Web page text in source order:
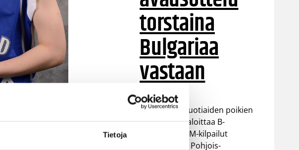
Tietoja
Rasi…
torstaina
Bulgariaa
vastaan
Suomen 16-vuotiaiden poikien
maajoukkue aloittaa B-
divisioonan EM-kilpailut
torstaina 6.8. Pohjois-